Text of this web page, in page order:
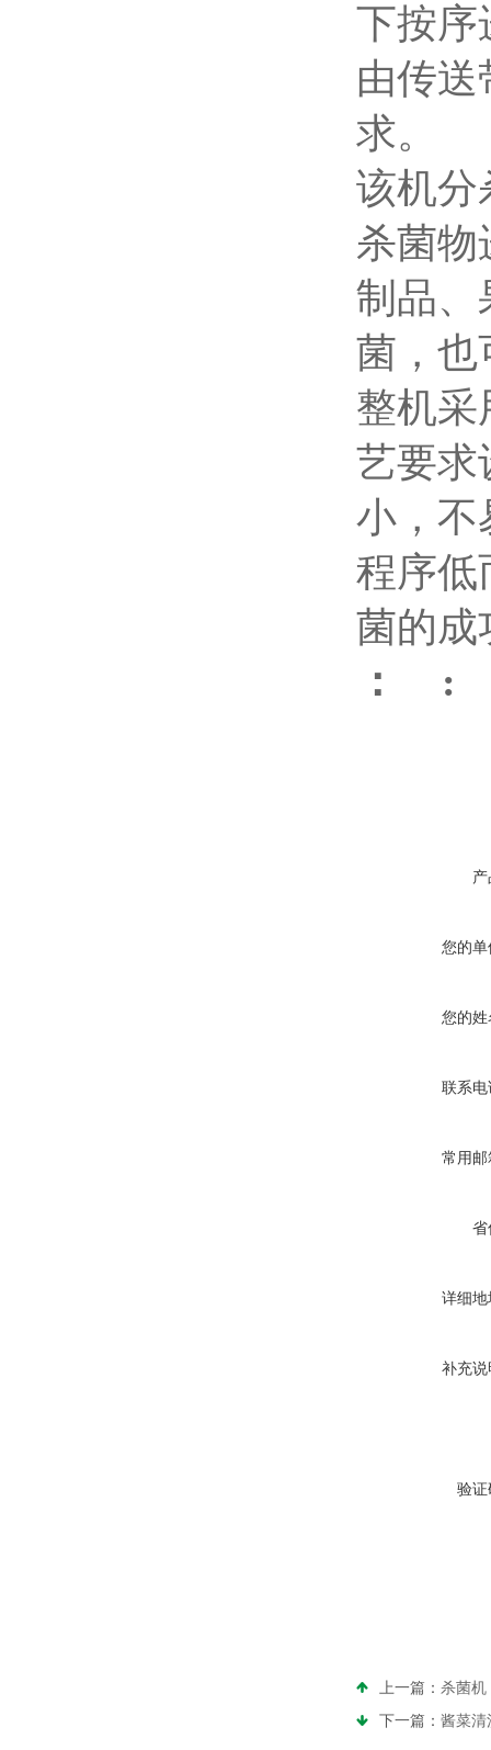
下按序
由传
求。
该机分
杀菌物
制品、
菌，也
整机采
艺要求
小，不
程序低
菌的成
： :
您的单
您的姓
联系电
常用邮
省
详细地
补充说
验证
上一篇： 杀菌机
下一篇： 酱菜清